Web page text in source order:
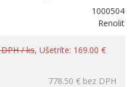
1000504
Renolit
/ ks, Ušetríte: 169.00 €
778.50 € bez DPH